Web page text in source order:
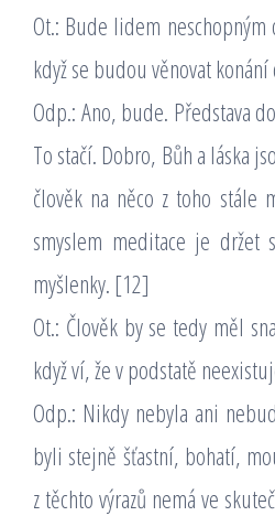
Ot.: Bude lidem
když se budou věnovat
Odp.: Ano, bude. Představa
To stačí. Dobro, Bůh a láska
člověk na něco z toho stále
smyslem meditace je držet
myšlenky. [12]
Ot.: Člověk by se tedy měl
když ví, že v podstatě
Odp.: Nikdy nebyla ani
byli stejně šťastní, bohatí,
z těchto výrazů nemá ve